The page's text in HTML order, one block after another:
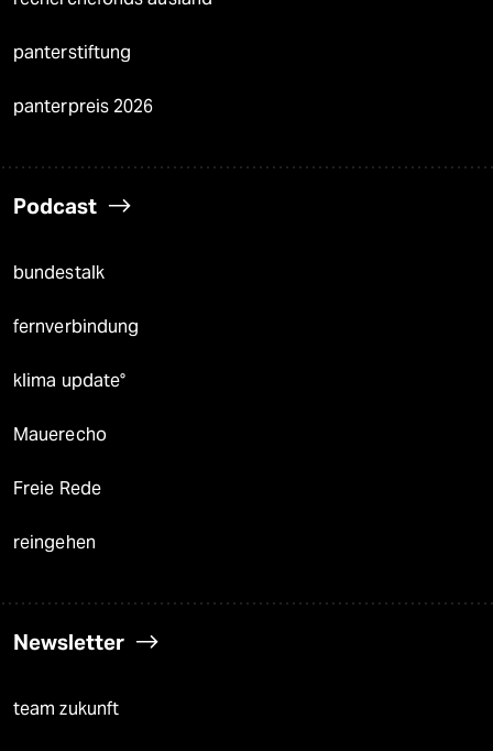
panterstiftung
panterpreis 2026
Podcast
bundestalk
fernverbindung
klima update°
Mauerecho
Freie Rede
reingehen
Newsletter
team zukunft